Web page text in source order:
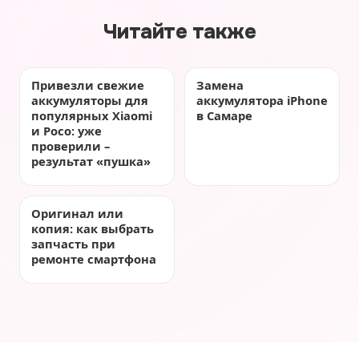
Читайте также
Привезли свежие
аккумуляторы для
популярных Xiaomi
и Poco: уже
проверили –
результат «пушка»
Замена
аккумулятора iPhone
в Самаре
Оригинал или
копия: как выбрать
запчасть при
ремонте смартфона